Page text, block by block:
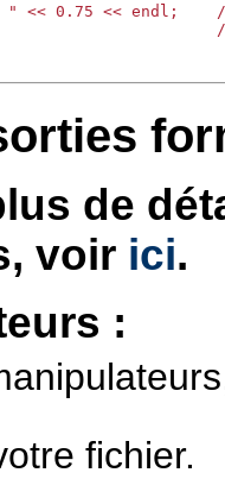
<< 0.75 << endl;
de
voir ici.
:
fichier.